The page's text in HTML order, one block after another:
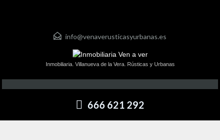
info@venaverusticasyurbanas.es
Inmobiliaria. Villanueva de la Vera. Rústicas y Urbanas
666 621 292